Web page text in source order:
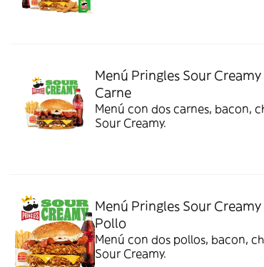
Menú Pringles Sour
Carne
Menú con dos carnes, bacon,
Sour Creamy.
Menú Pringles Sour
Pollo
Menú con dos pollos, bacon,
Sour Creamy.